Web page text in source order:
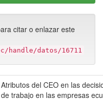
citar o enlazar este
handle/datos/16711
Atributos del CEO en las
de trabajo en las empresas